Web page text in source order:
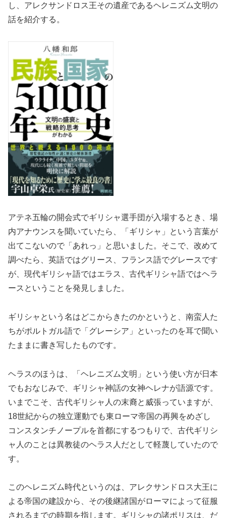
し、アレクサンドロス王その遺産であるヘレニズム文明の
話を紹介する。
アテネ五輪の開会式でギリシャ選手団が入場するとき、場
内アナウンスを聞いていたら、「ギリシャ」という言葉が
出てこないので「あれっ」と思いました。そこで、改めて
調べたら、英語ではグリース、フランス語でグレースです
が、現代ギリシャ語ではエラス、古代ギリシャ語ではヘラ
ースということを発見しました。
ギリシャという名はどこからきたのかというと、南蛮人た
ちがポルトガル語で「グレーシア」といったのを耳で聞い
たままに書き写したものです。
ヘラスのほうは、「ヘレニズム文明」という使い方が日本
でもおなじみで、ギリシャ神話の女神ヘレナが語源です。
いまでこそ、古代ギリシャ人の末裔と威張っていますが、
18世紀からの独立運動でも東ローマ帝国の再興をめざし
コンスタンチノープルを首都にするつもりで、古代ギリシ
ャ人のことは異教徒のヘラス人だとして軽蔑していたので
す。
このヘレニズム時代というのは、アレクサンドロス大王に
よる帝国の建設から、その後継諸国がローマによって征服
されるまでの時期を指します。ギリシャの諸ポリスは、だ